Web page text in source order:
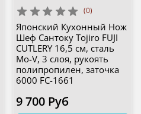
(0)
Японский Кухонный Нож
Шеф Сантоку Tojiro FUJI
CUTLERY 16,5 см, сталь
Mo-V, 3 слоя, рукоять
полипропилен, заточка
6000 FC-1661
9 700 Руб